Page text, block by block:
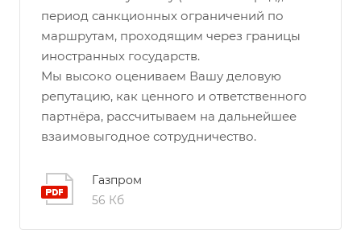
период санкционных ограничений по
маршрутам, проходящим через границы
иностранных государств.
Мы высоко оцениваем Вашу деловую
репутацию, как ценного и ответственного
партнёра, рассчитываем на дальнейшее
взаимовыгодное сотрудничество.
Газпром
56 Кб